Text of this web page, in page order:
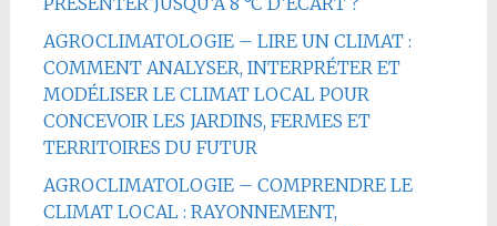
AGROCLIMATOLOGIE – LIRE UN CLIMAT :
COMMENT ANALYSER, INTERPRÉTER ET
MODÉLISER LE CLIMAT LOCAL POUR
CONCEVOIR LES JARDINS, FERMES ET
TERRITOIRES DU FUTUR
AGROCLIMATOLOGIE – COMPRENDRE LE
CLIMAT LOCAL : RAYONNEMENT,